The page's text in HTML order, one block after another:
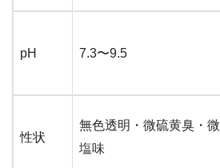
pH 7.3〜9.5
性状
無色透明・微硫黄臭・微
塩味